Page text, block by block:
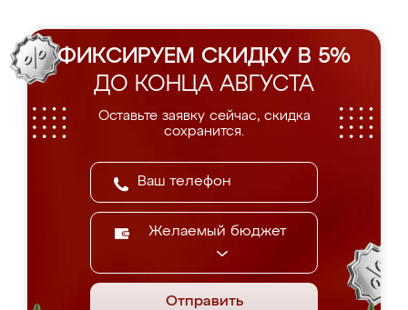
ФИКСИРУЕМ СКИДКУ В 5%
ДО КОНЦА АВГУСТА
Оставьте заявку сейчас, скидка
сохранится.
Желаемый бюджет
Отправить